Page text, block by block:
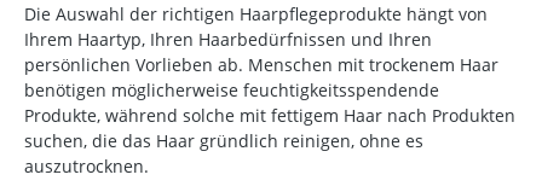
Die Auswahl der richtigen Haarpflegeprodukte hängt von
Ihrem Haartyp, Ihren Haarbedürfnissen und Ihren
persönlichen Vorlieben ab. Menschen mit trockenem Haar
benötigen möglicherweise feuchtigkeitsspendende
Produkte, während solche mit fettigem Haar nach Produkten
suchen, die das Haar gründlich reinigen, ohne es
auszutrocknen.